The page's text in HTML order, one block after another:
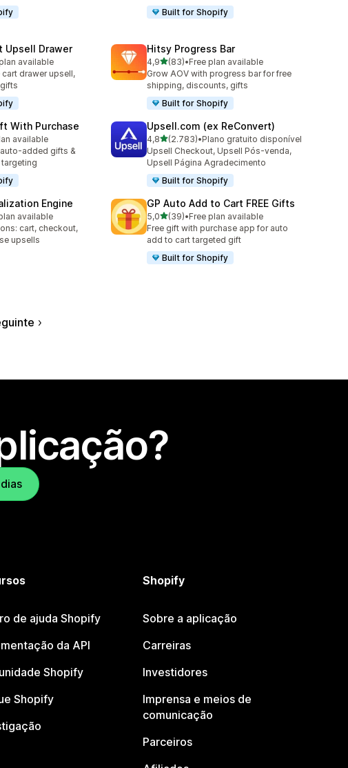
Built for Shopify
Upsell Drawer
available
drawer upsell,
Hitsy Progress Bar
4,9de 5 estrelas
(83)
83 total de avaliações
•Free plan available
Grow AOV with progress bar for free
shipping, discounts, gifts
Built for Shopify
With Purchase
available
added gifts &
Upsell.com (ex ReConvert)
4,8de 5 estrelas
(2.783)
2783 total de avaliações
•Plano gratuito disponível
Upsell Checkout, Upsell Pós-venda,
Upsell Página Agradecimento
Built for Shopify
Engine
available
cart, checkout,
upsells
GP Auto Add to Cart FREE Gifts
5,0de 5 estrelas
(39)
39 total de avaliações
•Free plan available
Free gift with purchase app for auto
add to cart targeted gift
Built for Shopify
de ajuda Shopify
da API
Shopify
Shopify
Shopify
Sobre a aplicação
Carreiras
Investidores
Imprensa e meios de
comunicação
Parceiros